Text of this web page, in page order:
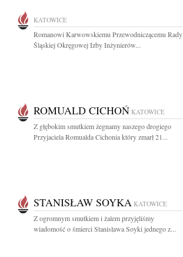
KATOWICE
Romanowi Karwowskiemu Przewodniczącemu Rady
Śląskiej Okręgowej Izby Inżynierów...
ROMUALD CICHOŃ KATOWICE
Z głębokim smutkiem żegnamy naszego drogiego
Przyjaciela Romualda Cichonia który zmarł 21...
STANISŁAW SOYKA KATOWICE
Z ogromnym smutkiem i żalem przyjęliśmy
wiadomość o śmierci Stanisława Soyki jednego z...